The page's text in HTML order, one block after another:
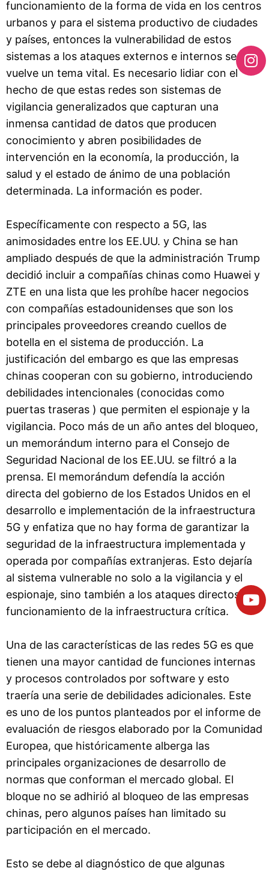
funcionamiento de la forma de vida en los centros
urbanos y para el sistema productivo de ciudades
y países, entonces la vulnerabilidad de estos
sistemas a los ataques externos e internos se
vuelve un tema vital. Es necesario lidiar con el
hecho de que estas redes son sistemas de
vigilancia generalizados que capturan una
inmensa cantidad de datos que producen
conocimiento y abren posibilidades de
intervención en la economía, la producción, la
salud y el estado de ánimo de una población
determinada. La información es poder.
Específicamente con respecto a 5G, las
animosidades entre los EE.UU. y China se han
ampliado después de que la administración Trump
decidió incluir a compañías chinas como Huawei y
ZTE en una lista que les prohíbe hacer negocios
con compañías estadounidenses que son los
principales proveedores creando cuellos de
botella en el sistema de producción. La
justificación del embargo es que las empresas
chinas cooperan con su gobierno, introduciendo
debilidades intencionales (conocidas como
puertas traseras ) que permiten el espionaje y la
vigilancia. Poco más de un año antes del bloqueo,
un memorándum interno para el Consejo de
Seguridad Nacional de los EE.UU. se filtró a la
prensa. El memorándum defendía la acción
directa del gobierno de los Estados Unidos en el
desarrollo e implementación de la infraestructura
5G y enfatiza que no hay forma de garantizar la
seguridad de la infraestructura implementada y
operada por compañías extranjeras. Esto dejaría
al sistema vulnerable no solo a la vigilancia y el
espionaje, sino también a los ataques directos al
funcionamiento de la infraestructura crítica.
Una de las características de las redes 5G es que
tienen una mayor cantidad de funciones internas
y procesos controlados por software y esto
traería una serie de debilidades adicionales. Este
es uno de los puntos planteados por el informe de
evaluación de riesgos elaborado por la Comunidad
Europea, que históricamente alberga las
principales organizaciones de desarrollo de
normas que conforman el mercado global. El
bloque no se adhirió al bloqueo de las empresas
chinas, pero algunos países han limitado su
participación en el mercado.
Esto se debe al diagnóstico de que algunas